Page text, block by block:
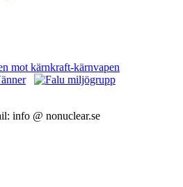
info @ nonuclear.se